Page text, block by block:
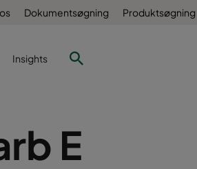
Dokumentsøgning Produktsøgning
Insights
E